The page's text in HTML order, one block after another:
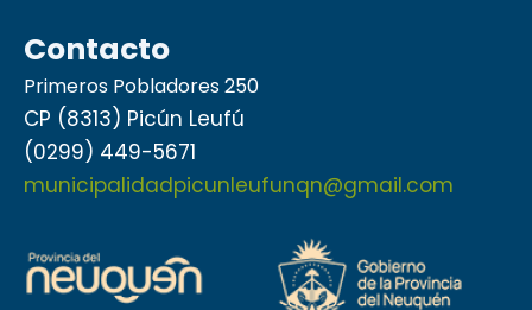
Contacto
Primeros Pobladores 250
CP (8313) Picún Leufú
(0299) 449-5671
municipalidadpicunleufunqn@gmail.com